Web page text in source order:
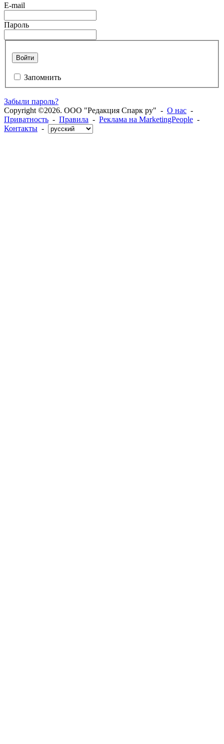
E-mail
Пароль
Войти
Запомнить
Забыли пароль?
Copyright ©2026. ООО "Редакция Спарк ру" - О нас -
Приватность - Правила - Реклама на MarketingPeople -
Контакты -